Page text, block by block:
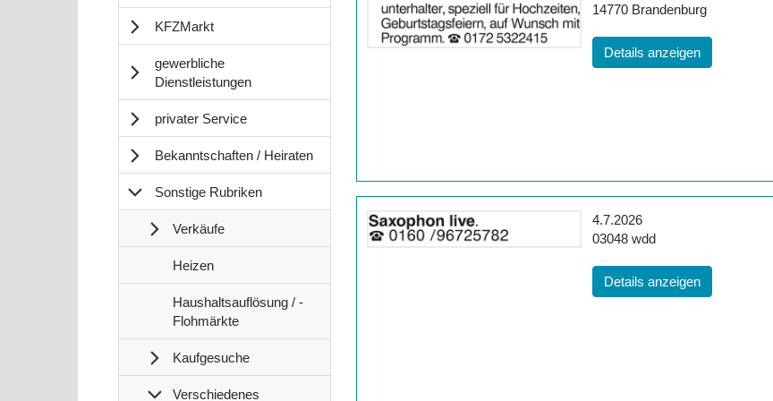
KFZMarkt
gewerbliche
Dienstleistungen
privater Service
Bekanntschaften / Heiraten
Sonstige Rubriken
Verkäufe
S
o
n
s
t
g
e
Heizen
S
o
n
s
t
i
Haushaltsauflösung / -
Flohmärkte
Kaufgesuche
Verschiedenes
Anzeige
2059711
anzeigen
Postleitzahl:
14770 Ort:
Brandenburg
Details anzeigen(ID: 2059711)
Anzeige
Erscheinungsdatum:
4.7.2026
Postleitzahl:
03048 Ort:
wdd
Details anzeigen(ID: 2058041)